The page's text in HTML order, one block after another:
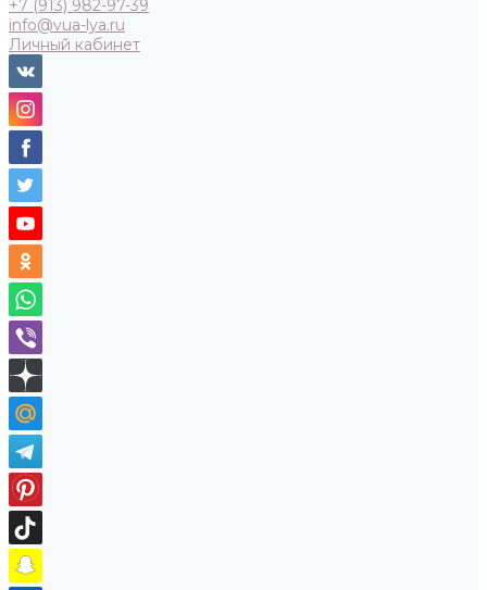
+7 (913) 982-97-39
info@vua-lya.ru
Личный кабинет